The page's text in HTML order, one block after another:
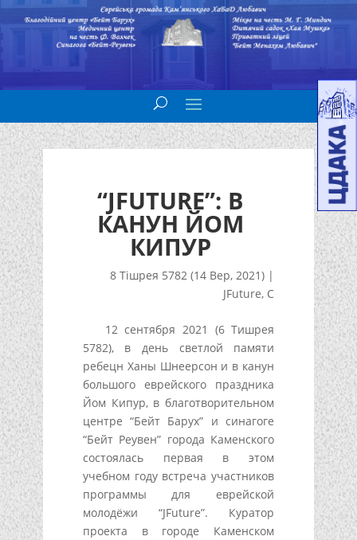
“JFUTURE”: В
КАНУН ЙОМ
КИПУР
8 Тішрея 5782 (14 Вер, 2021) |
JFuture, С
12 сентября 2021 (6 Тишрея
5782), в день светлой памяти
ребецн Ханы Шнеерсон и в канун
большого еврейского праздника
Йом Кипур, в благотворительном
центре “Бейт Барух” и синагоге
“Бейт Реувен” города Каменского
состоялась первая в этом
учебном году встреча участников
программы для еврейской
молодёжи “JFuture”. Куратор
проекта в городе Каменском